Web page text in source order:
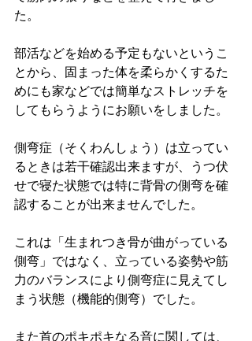
た。
部活などを始める予定もないというこ
とから、固まった体を柔らかくするた
めにも家などでは簡単なストレッチを
してもらうようにお願いをしました。
側弯症（そくわんしょう）は立ってい
るときは若干確認出来ますが、うつ伏
せで寝た状態では特に背骨の側弯を確
認することが出来ませんでした。
これは「生まれつき骨が曲がっている
側弯」ではなく、立っている姿勢や筋
力のバランスにより側弯症に見えてし
まう状態（機能的側弯）でした。
また首のポキポキなる音に関しては、